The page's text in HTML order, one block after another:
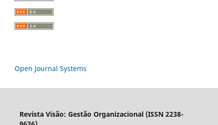
Open Journal Systems
Revista Visão: Gestão Organizacional (ISSN 2238-